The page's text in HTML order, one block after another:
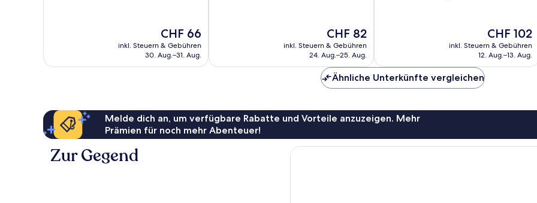
Der
Preis
beträgt
CHF 66
inkl. Steuern & Gebühren
30. Aug.–31. Aug.
Der
Preis
beträgt
CHF 82
inkl. Steuern & Gebühren
24. Aug.–25. Aug.
Der
Preis
beträgt
CHF 102
inkl. Steuern & Gebühren
12. Aug.–13. Aug.
Ähnliche Unterkünfte vergleichen
Melde dich an, um verfügbare Rabatte und Vorteile anzuzeigen. Mehr
Prämien für noch mehr Abenteuer!
Zur Gegend